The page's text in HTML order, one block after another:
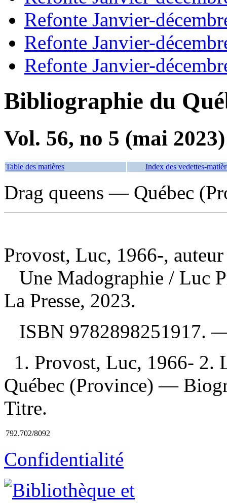
Refonte Janvier-
Refonte Janvier-
Refonte Janvier-
Bibliographie du
Vol. 56, no 5 (mai 2023)
Table des matières Index des vedettes-
Drag queens — Québec
Provost, Luc, 1966-, auteur
Une Madographie / Luc
La Presse, 2023.
ISBN 9782898251917.
1. Provost, Luc, 1966- 2.
Québec (Province) —
Titre.
792.702/8092
Confidentialité